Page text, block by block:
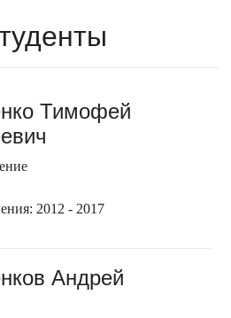
Тимофей
2012 - 2017
Андрей